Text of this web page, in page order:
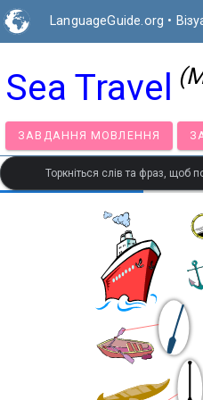
LanguageGuide.org •
Sea Travel
ЗАВДАННЯ МОВЛЕННЯ
Торкніться слів та фраз, щоб